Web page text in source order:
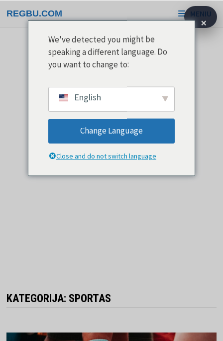
prie
REGBU.COM MENIU
KATEGORIJA: SPORTAS
×
We've detected you might be
speaking a different language. Do
you want to change to:
English
Change Language
Close and do not switch language